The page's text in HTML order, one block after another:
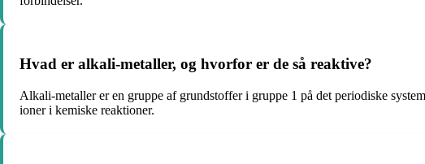
Hvad er alkali-metaller, og hvorfor er de så reaktive?
Alkali-metaller er en gruppe af grundstoffer i gruppe 1 på det periodiske
ioner i kemiske reaktioner.